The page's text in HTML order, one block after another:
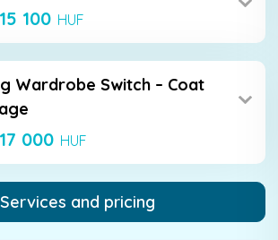
15 100 HUF
Wardrobe Switch – Coat
17 000 HUF
Services and pricing